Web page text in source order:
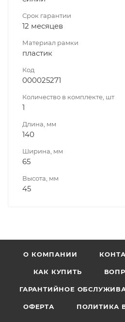
Срок гарантии
12 месяцев
Материал рамки
пластик
Код
000025271
Количество в комплекте, шт
1
Длина, мм
140
Ширина, мм
65
Высота, мм
45
О КОМПАНИИ
КАК КУПИТЬ
ГАРАНТИЙНОЕ
ОФЕРТА ПОЛИТИКА